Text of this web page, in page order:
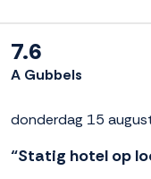
7.6
A Gubbels
donderdag 15
“Statig hotel op